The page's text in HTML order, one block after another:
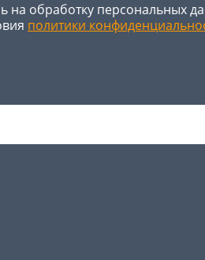
на обработку персональных
политики